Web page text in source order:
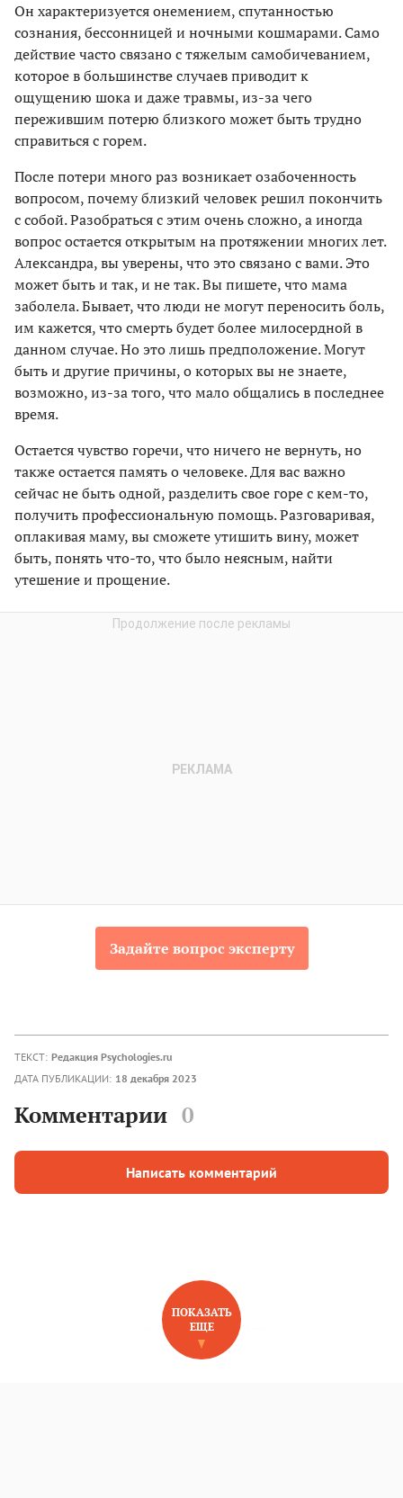
Он характеризуется онемением, спутанностью
сознания, бессонницей и ночными кошмарами. Само
действие часто связано с тяжелым самобичеванием,
которое в большинстве случаев приводит к
ощущению шока и даже травмы, из-за чего
пережившим потерю близкого может быть трудно
справиться с горем.
После потери много раз возникает озабоченность
вопросом, почему близкий человек решил покончить
с собой. Разобраться с этим очень сложно, а иногда
вопрос остается открытым на протяжении многих лет.
Александра, вы уверены, что это связано с вами. Это
может быть и так, и не так. Вы пишете, что мама
заболела. Бывает, что люди не могут переносить боль,
им кажется, что смерть будет более милосердной в
данном случае. Но это лишь предположение. Могут
быть и другие причины, о которых вы не знаете,
возможно, из-за того, что мало общались в последнее
время.
Остается чувство горечи, что ничего не вернуть, но
также остается память о человеке. Для вас важно
сейчас не быть одной, разделить свое горе с кем-то,
получить профессиональную помощь. Разговаривая,
оплакивая маму, вы сможете утишить вину, может
быть, понять что-то, что было неясным, найти
утешение и прощение.
Задайте вопрос эксперту
ТЕКСТ: Редакция Psychologies.ru
ДАТА ПУБЛИКАЦИИ: 18 декабря 2023
Комментарии 0
Написать комментарий
НОВОЕ НА САЙТЕ
ПОКАЗАТЬ
ЕЩЕ